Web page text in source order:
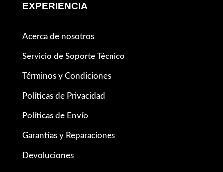
EXPERIENCIA
Acerca de nosotros
Servicio de Soporte Técnico
Términos y Condiciones
Políticas de Privacidad
Políticas de Envío
Garantías y Reparaciones
Devoluciones